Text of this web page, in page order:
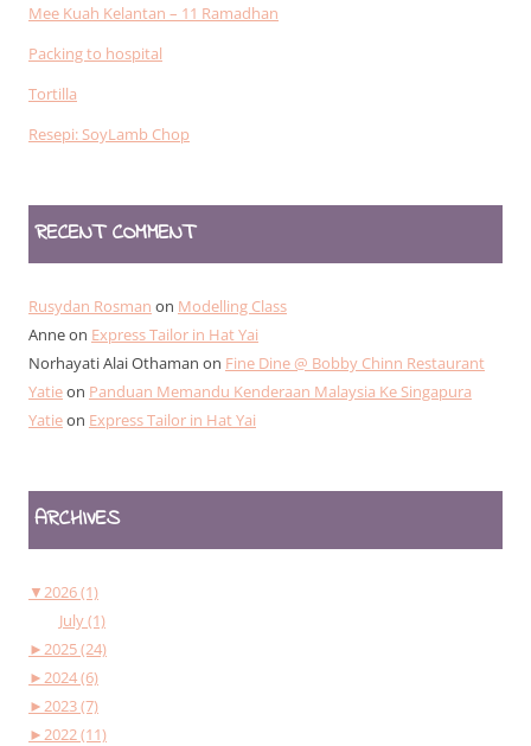
Mee Kuah Kelantan – 11 Ramadhan
Packing to hospital
Tortilla
Resepi: SoyLamb Chop
RECENT COMMENT
Rusydan Rosman on Modelling Class
Anneon Express Tailor in Hat Yai
Norhayati Alai Othaman on Fine Dine @ Bobby Chinn Restaurant
Yatieon Panduan Memandu Kenderaan Malaysia Ke Singapura
Yatieon Express Tailor in Hat Yai
ARCHIVES
▼2026 (1)
July (1)
►2025 (24)
►2024 (6)
►2023 (7)
►2022 (11)